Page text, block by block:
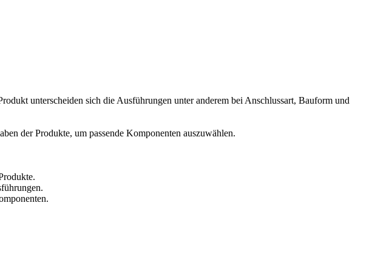
unterscheiden sich die Ausführungen unter anderem bei Anschlussart, Bauform und
der Produkte, um passende Komponenten auszuwählen.